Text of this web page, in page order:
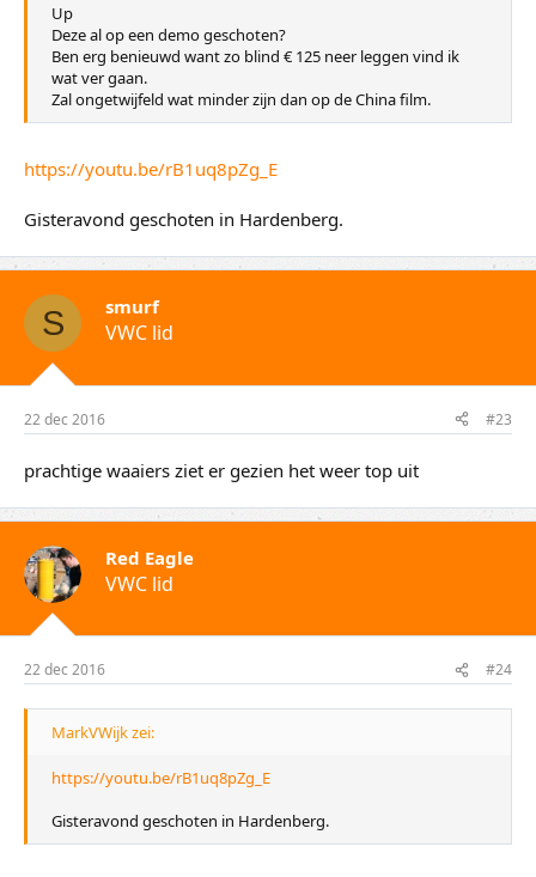
Up
Deze al op een demo geschoten?
Ben erg benieuwd want zo blind € 125 neer leggen vind ik
wat ver gaan.
Zal ongetwijfeld wat minder zijn dan op de China film.
https://youtu.be/rB1uq8pZg_E
Gisteravond geschoten in Hardenberg.
S smurf
VWC lid
22 dec 2016 #23
prachtige waaiers ziet er gezien het weer top uit
Red Eagle
VWC lid
22 dec 2016 #24
MarkVWijk zei:
https://youtu.be/rB1uq8pZg_E
Gisteravond geschoten in Hardenberg.